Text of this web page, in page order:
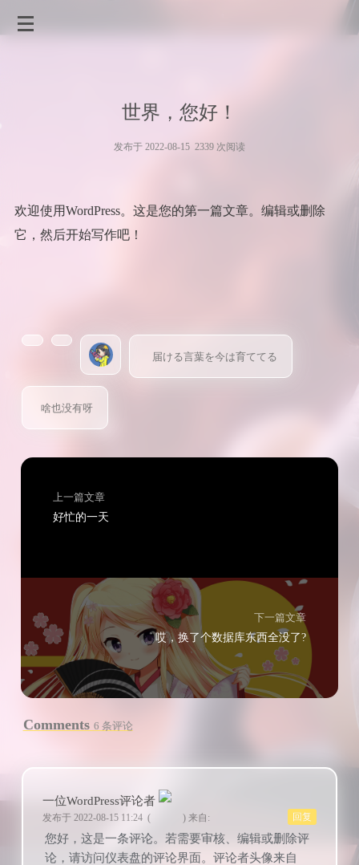
世界，您好！
发布于 2022-08-15 2339 次阅读
欢迎使用WordPress。这是您的第一篇文章。编辑或删除
它，然后开始写作吧！
届ける言葉を今は育ててる
啥也没有呀
上一篇文章
好忙的一天
下一篇文章
哎，换了个数据库东西全没了?
Comments 6 条评论
一位WordPress评论者
回复
发布于 2022-08-15 11:24 ( ) 来自:
您好，这是一条评论。若需要审核、编辑或删除评
论，请访问仪表盘的评论界面。评论者头像来自